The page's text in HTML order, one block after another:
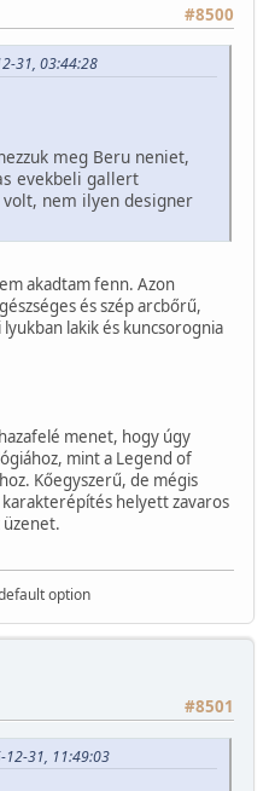
#8500
31, 03:44:28
meg Beru neniet,
evekbeli gallert
nem ilyen designer
akadtam fenn. Azon
és szép arcbőrű,
lakik és kuncsorognia
menet, hogy úgy
mint a Legend of
Kőegyszerű, de mégis
helyett zavaros
option
#8501
12-31, 11:49:03